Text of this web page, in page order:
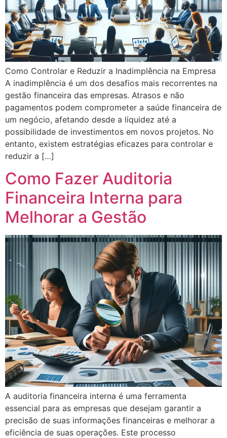
Como Controlar e Reduzir a Inadimplência na Empresa
A inadimplência é um dos desafios mais recorrentes na
gestão financeira das empresas. Atrasos e não
pagamentos podem comprometer a saúde financeira de
um negócio, afetando desde a liquidez até a
possibilidade de investimentos em novos projetos. No
entanto, existem estratégias eficazes para controlar e
reduzir a […]
Como Fazer Auditoria
Financeira Interna para
Melhorar a Gestão
A auditoria financeira interna é uma ferramenta
essencial para as empresas que desejam garantir a
precisão de suas informações financeiras e melhorar a
eficiência de suas operações. Este processo